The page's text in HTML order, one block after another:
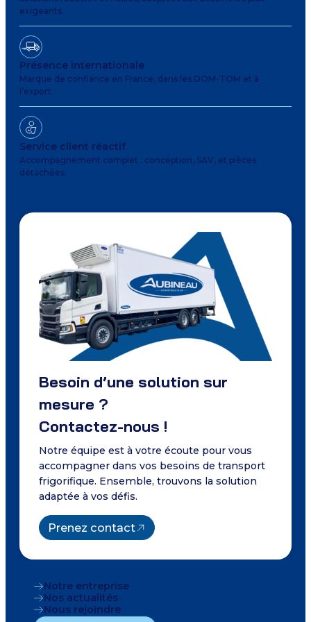
exigeants.
Présence internationale
Marque de confiance en France, dans les DOM-TOM et à
l’export.
Service client réactif
Accompagnement complet : conception, SAV, et pièces
détachées.
Besoin d’une solution sur
mesure ?
Contactez-nous !
Notre équipe est à votre écoute pour vous
accompagner dans vos besoins de transport
frigorifique. Ensemble, trouvons la solution
adaptée à vos défis.
Prenez contact
Notre entreprise
Nos actualités
Nous rejoindre